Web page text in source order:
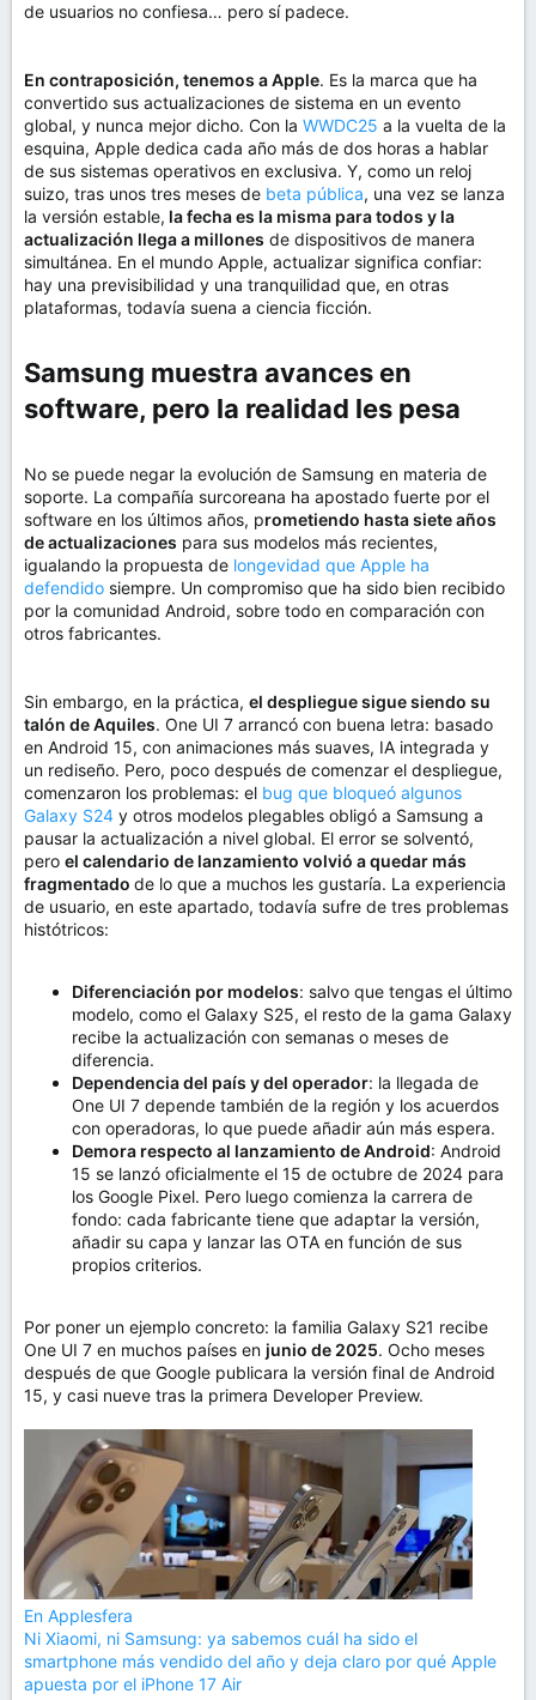
de usuarios no confiesa… pero sí padece.
En contraposición, tenemos a Apple. Es la marca que ha
convertido sus actualizaciones de sistema en un evento
global, y nunca mejor dicho. Con la WWDC25 a la vuelta de la
esquina, Apple dedica cada año más de dos horas a hablar
de sus sistemas operativos en exclusiva. Y, como un reloj
suizo, tras unos tres meses de beta pública, una vez se lanza
la versión estable, la fecha es la misma para todos y la
actualización llega a millones de dispositivos de manera
simultánea. En el mundo Apple, actualizar significa confiar:
hay una previsibilidad y una tranquilidad que, en otras
plataformas, todavía suena a ciencia ficción.
Samsung muestra avances en
software, pero la realidad les pesa​
No se puede negar la evolución de Samsung en materia de
soporte. La compañía surcoreana ha apostado fuerte por el
software en los últimos años, prometiendo hasta siete años
de actualizaciones para sus modelos más recientes,
igualando la propuesta de longevidad que Apple ha
defendido siempre. Un compromiso que ha sido bien recibido
por la comunidad Android, sobre todo en comparación con
otros fabricantes.
Sin embargo, en la práctica, el despliegue sigue siendo su
talón de Aquiles. One UI 7 arrancó con buena letra: basado
en Android 15, con animaciones más suaves, IA integrada y
un rediseño. Pero, poco después de comenzar el despliegue,
comenzaron los problemas: el bug que bloqueó algunos
Galaxy S24 y otros modelos plegables obligó a Samsung a
pausar la actualización a nivel global. El error se solventó,
pero el calendario de lanzamiento volvió a quedar más
fragmentado de lo que a muchos les gustaría. La experiencia
de usuario, en este apartado, todavía sufre de tres problemas
histótricos:
Diferenciación por modelos: salvo que tengas el último
modelo, como el Galaxy S25, el resto de la gama Galaxy
recibe la actualización con semanas o meses de
diferencia.
Dependencia del país y del operador: la llegada de
One UI 7 depende también de la región y los acuerdos
con operadoras, lo que puede añadir aún más espera.
Demora respecto al lanzamiento de Android: Android
15 se lanzó oficialmente el 15 de octubre de 2024 para
los Google Pixel. Pero luego comienza la carrera de
fondo: cada fabricante tiene que adaptar la versión,
añadir su capa y lanzar las OTA en función de sus
propios criterios.
Por poner un ejemplo concreto: la familia Galaxy S21 recibe
One UI 7 en muchos países en junio de 2025. Ocho meses
después de que Google publicara la versión final de Android
15, y casi nueve tras la primera Developer Preview.
En Applesfera
Ni Xiaomi, ni Samsung: ya sabemos cuál ha sido el
smartphone más vendido del año y deja claro por qué Apple
apuesta por el iPhone 17 Air